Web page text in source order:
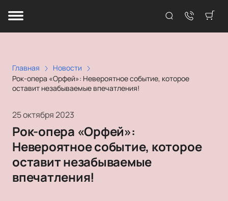
Главная
Новости
Рок-опера «Орфей»: Невероятное событие, которое
оставит незабываемые впечатления!
25 октября 2023
Рок-опера «Орфей»:
Невероятное событие, которое
оставит незабываемые
впечатления!